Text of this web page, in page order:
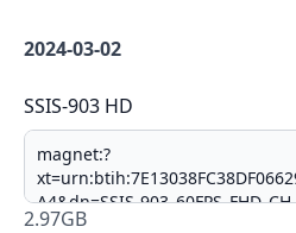
2024-03-02
SSIS-903 HD
2.97GB